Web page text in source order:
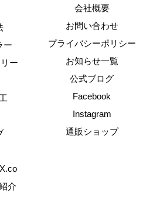
ー
ー
介
会社概要
お問い合わせ
プライバシーポリシー
お知らせ一覧
公式ブログ
Facebook
Instagram
通販ショップ